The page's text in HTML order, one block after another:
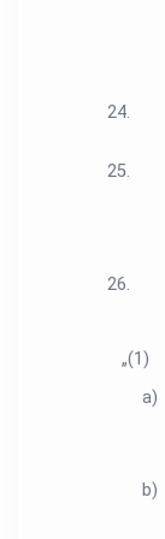
24.
25.
26.
„(1)
a)
b)